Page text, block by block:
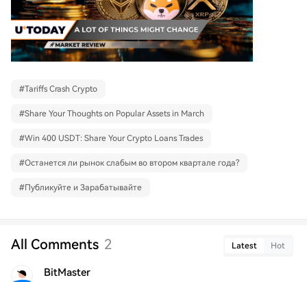
#Tariffs Crash Crypto
#Share Your Thoughts on Popular Assets in March
#Win 400 USDT: Share Your Crypto Loans Trades
#Останется ли рынок слабым во втором квартале года?
#Публикуйте и Зарабатывайте
All Comments 2 Latest Hot
BitMaster